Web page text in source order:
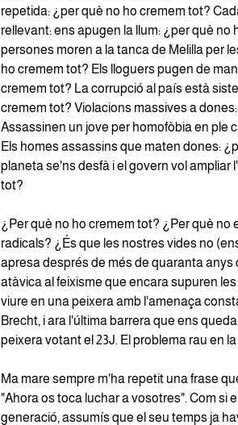
repetida: ¿per què no ho cremem tot?
rellevant: ens apugen la llum: ¿per què no
persones moren a la tanca de Melilla per
ho cremem tot? Els lloguers pugen de
cremem tot? La corrupció al país està
cremem tot? Violacions massives a
Assassinen un jove per homofòbia en ple
Els homes assassins que maten dones:
planeta se'ns desfà i el govern vol ampliar
tot?
¿Per què no ho cremem tot? ¿Per què no
radicals? ¿És que les nostres vides no
apresa després de més de quaranta anys
atàvica al feixisme que encara supuren
viure en una peixera amb l'amenaça
Brecht, i ara l'última barrera que ens
peixera votant el 23J. El problema rau en
Ma mare sempre m'ha repetit una frase
"Ahora os toca luchar a vosotres". Com si
generació, assumís que el seu temps ja